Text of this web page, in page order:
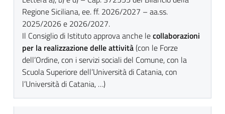
Regione Siciliana, ee. ff. 2026/2027 – aa.ss.
2025/2026 e 2026/2027.
Il Consiglio di Istituto approva anche lecollaborazioni
per la realizzazione delle attività(con le Forze
dell’Ordine, con i servizi sociali del Comune, con la
Scuola Superiore dell’Università di Catania, con
l’Università di Catania, …)